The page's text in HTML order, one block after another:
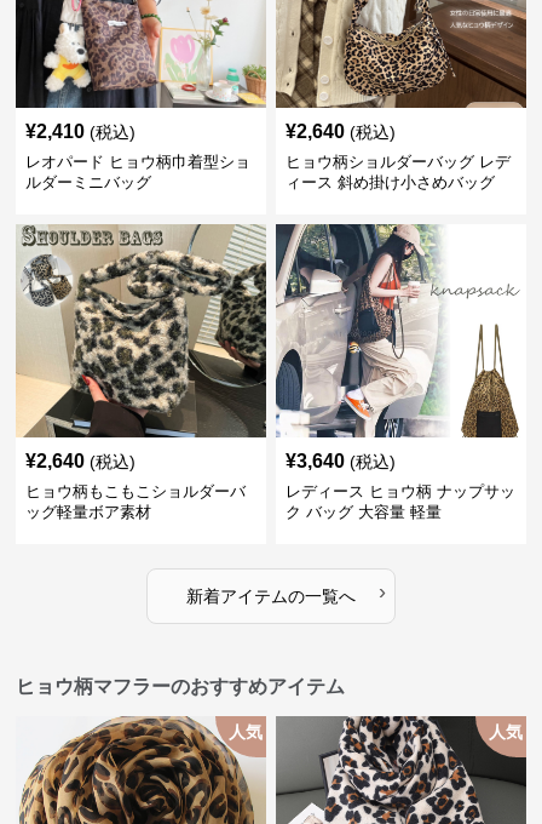
¥2,410 (税込)
レオパード ヒョウ柄巾着型ショ
ルダーミニバッグ
¥2,640 (税込)
ヒョウ柄ショルダーバッグ レデ
ィース 斜め掛け小さめバッグ
¥2,640 (税込)
ヒョウ柄もこもこショルダーバ
ッグ軽量ボア素材
¥3,640 (税込)
レディース ヒョウ柄 ナップサッ
ク バッグ 大容量 軽量
新着アイテムの一覧へ ›
ヒョウ柄マフラーのおすすめアイテム
人気 人気